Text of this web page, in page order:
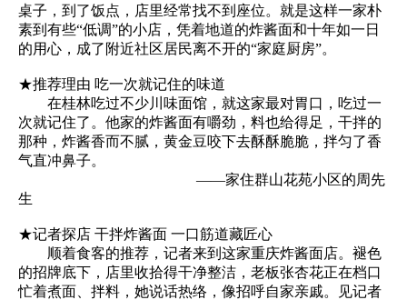
桌子，到了饭点，店里经常找不到座位。就是这样一家朴
素到有些“低调”的小店，凭着地道的炸酱面和十年如一日
的用心，成了附近社区居民离不开的“家庭厨房”。
★推荐理由 吃一次就记住的味道
在桂林吃过不少川味面馆，就这家最对胃口，吃过一
次就记住了。他家的炸酱面有嚼劲，料也给得足，干拌的
那种，炸酱香而不腻，黄金豆咬下去酥酥脆脆，拌匀了香
气直冲鼻子。
——家住群山花苑小区的周先
生
★记者探店 干拌炸酱面 一口筋道藏匠心
顺着食客的推荐，记者来到这家重庆炸酱面店。褪色
的招牌底下，店里收拾得干净整洁，老板张杏花正在档口
忙着煮面、拌料，她说话热络，像招呼自家亲戚。见记者